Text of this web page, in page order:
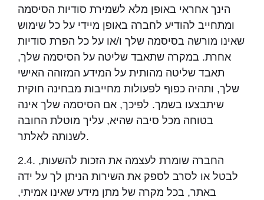
הינך אחראי באופן מלא לשמירת סודיות הסיסמה
ומתחייב להודיע לחברה באופן מיידי על כל שימוש
שאינו מורשה בסיסמה שלך ו/או על כל הפרת סודיות
אחרת. במקרה שתאבד שליטה על הסיסמה שלך,
תאבד שליטה מהותית על המידע המזוהה האישי
שלך, ותהיה כפוף לפעולות מחייבות מבחינה חוקית
שיתבצעו בשמך. לפיכך, אם הסיסמה שלך אינה
בטוחה מכל סיבה שהיא, עליך מוטלת החובה
לשנותה לאלתר.
2.4. החברה שומרת לעצמה את הזכות להשעות,
לבטל או לסרב לספק את השירות הניתן לך על ידה
באתר, בכל מקרה של מתן מידע שאינו אמיתי,